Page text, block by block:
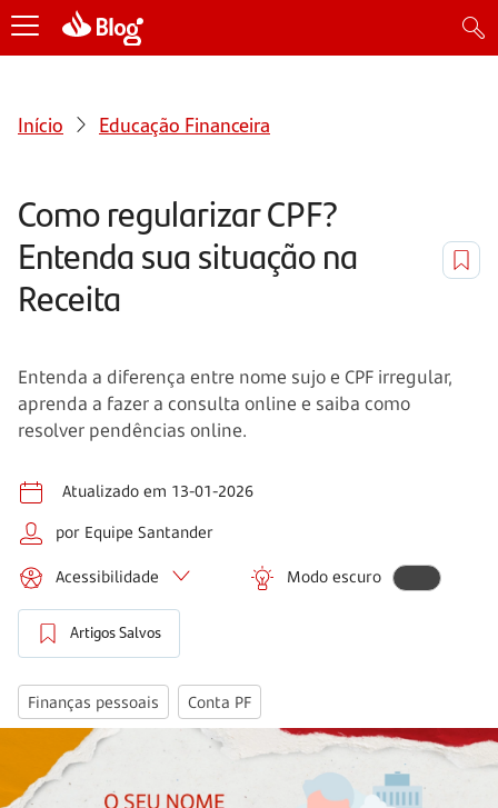
Início Educação Financeira
Como regularizar CPF?
Entenda sua situação na
Receita
Entenda a diferença entre nome sujo e CPF irregular,
aprenda a fazer a consulta online e saiba como
resolver pendências online.
Atualizado em 13-01-2026
por Equipe Santander
Acessibilidade Modo escuro
Artigos Salvos
Finanças pessoais Conta PF